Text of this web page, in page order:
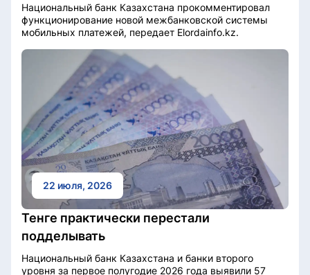
Национальный банк Казахстана прокомментировал
функционирование новой межбанковской системы
мобильных платежей, передает Elordainfo.kz.
22 июля, 2026
Тенге практически перестали
подделывать
Национальный банк Казахстана и банки второго
уровня за первое полугодие 2026 года выявили 57